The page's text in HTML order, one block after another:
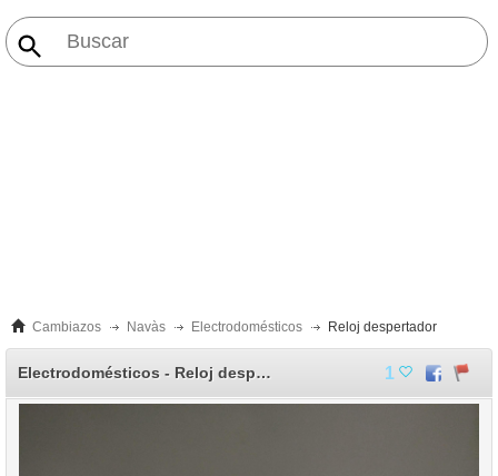
Cambiazos Navàs Electrodomésticos Reloj despertador
Electrodomésticos - Reloj despertador 1